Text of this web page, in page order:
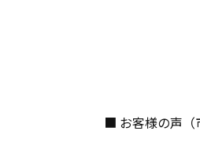
■ お客様の声（